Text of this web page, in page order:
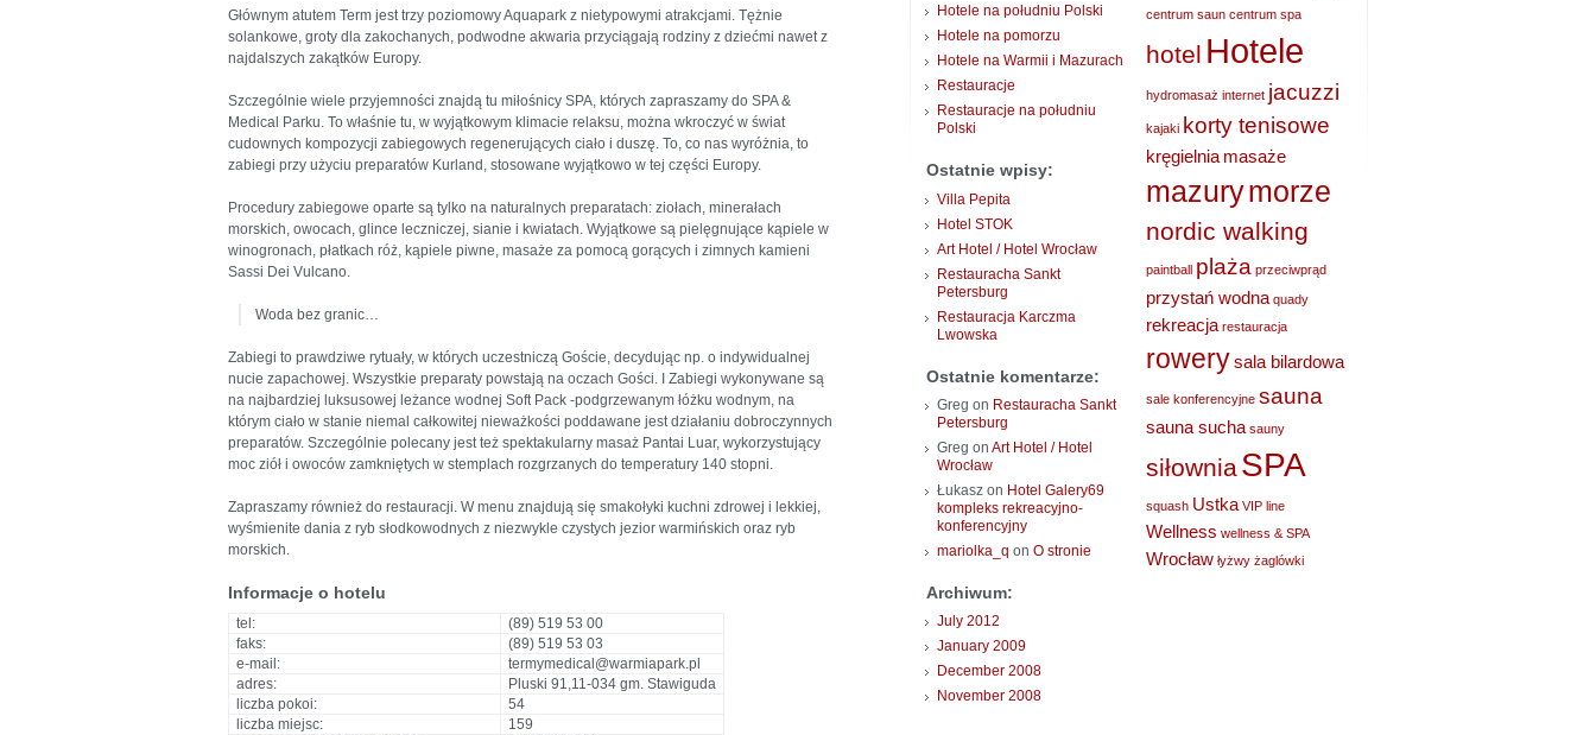
Głównym atutem Term jest trzy poziomowy Aquapark z nietypowymi atrakcjami. Tężnie
solankowe, groty dla zakochanych, podwodne akwaria przyciągają rodziny z dziećmi nawet z
najdalszych zakątków Europy.
Szczególnie wiele przyjemności znajdą tu miłośnicy SPA, których zapraszamy do SPA &
Medical Parku. To właśnie tu, w wyjątkowym klimacie relaksu, można wkroczyć w świat
cudownych kompozycji zabiegowych regenerujących ciało i duszę. To, co nas wyróżnia, to
zabiegi przy użyciu preparatów Kurland, stosowane wyjątkowo w tej części Europy.
Procedury zabiegowe oparte są tylko na naturalnych preparatach: ziołach, minerałach
morskich, owocach, glince leczniczej, sianie i kwiatach. Wyjątkowe są pielęgnujące kąpiele w
winogronach, płatkach róż, kąpiele piwne, masaże za pomocą gorących i zimnych kamieni
Sassi Dei Vulcano.
Woda bez granic…
Zabiegi to prawdziwe rytuały, w których uczestniczą Goście, decydując np. o indywidualnej
nucie zapachowej. Wszystkie preparaty powstają na oczach Gości. I Zabiegi wykonywane są
na najbardziej luksusowej leżance wodnej Soft Pack -podgrzewanym łóżku wodnym, na
którym ciało w stanie niemal całkowitej nieważkości poddawane jest działaniu dobroczynnych
preparatów. Szczególnie polecany jest też spektakularny masaż Pantai Luar, wykorzystujący
moc ziół i owoców zamkniętych w stemplach rozgrzanych do temperatury 140 stopni.
Zapraszamy również do restauracji. W menu znajdują się smakołyki kuchni zdrowej i lekkiej,
wyśmienite dania z ryb słodkowodnych z niezwykle czystych jezior warmińskich oraz ryb
morskich.
Informacje o hotelu
tel:
(89) 519 53 00
faks:
(89) 519 53 03
e-mail:
termymedical@warmiapark.pl
adres:
Pluski 91,11-034 gm. Stawiguda
liczba pokoi:
54
liczba miejsc:
159
Hotele na południu Polski
Hotele na pomorzu
Hotele na Warmii i Mazurach
Restauracje
Restauracje na południu
Polski
Ostatnie wpisy:
Villa Pepita
Hotel STOK
Art Hotel / Hotel Wrocław
Restauracha Sankt
Petersburg
Restauracja Karczma
Lwowska
Ostatnie komentarze:
Greg on Restauracha Sankt
Petersburg
Greg on Art Hotel / Hotel
Wrocław
Łukasz on Hotel Galery69
kompleks rekreacyjno-
konferencyjny
mariolka_q on O stronie
Archiwum:
July 2012
January 2009
December 2008
November 2008
centrum saun centrum spa
hotel Hotele
hydromasaż internet jacuzzi
kajaki korty tenisowe
kręgielnia masaże
mazurymorze
nordic walking
paintball plaża przeciwprąd
przystań wodna quady
rekreacja restauracja
rowerysala bilardowa
sale konferencyjne sauna
sauna sucha sauny
siłowniaSPA
squash Ustka VIP line
Wellness wellness & SPA
Wrocław łyżwy żaglówki